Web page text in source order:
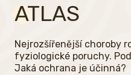
ATLAS
Nejrozšířenější choroby
fyziologické poruchy.
Jaká ochrana je účinná?